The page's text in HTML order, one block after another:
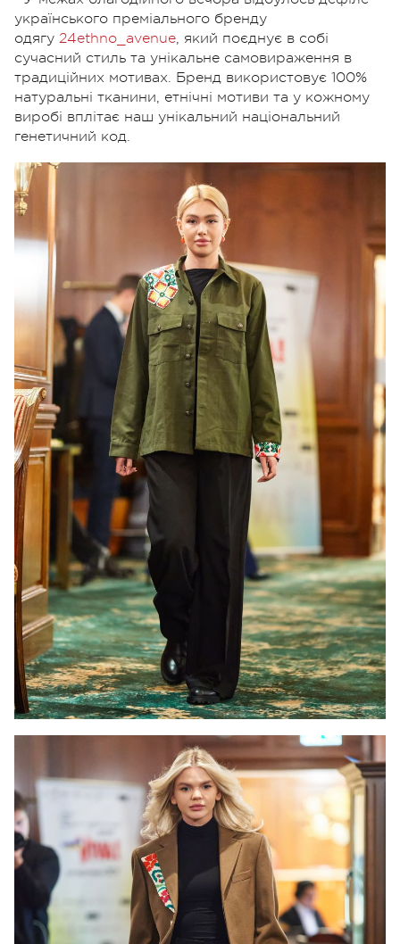
українського преміального бренду
одягу 24ethno_avenue, який поєднує в собі
сучасний стиль та унікальне самовираження в
традиційних мотивах. Бренд використовує 100%
натуральні тканини, етнічні мотиви та у кожному
виробі вплітає наш унікальний національний
генетичний код.